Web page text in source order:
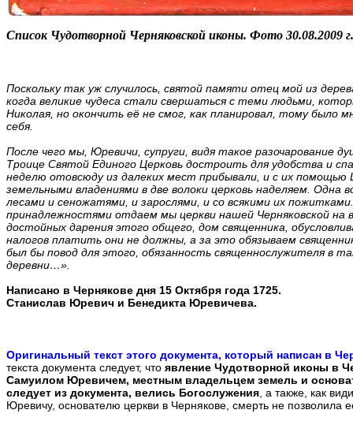
Список Чудотворной Черняковской иконы. Фото 30.08.2009 г.
Поскольку так уж случилось, святой памяти отец мой из
когда великие чудеса стали свершаться с теми людьми,
Николая, но окончить её не смог, как планировал, тому было
себя.
После чего мы, Юревичи, супруги, видя такое разочарование
Троице Святой Единого Церковь достроить для удобства и
неделю отовсюду из далеких мест прибывали, и с их
земельными владениями в две волоки церковь наделяем. Одна
лесами и сеножатями, и зарослями, и со всякими их
принадлежностями отдаем мы церкви нашей Черняковской
достойных дарения этого общего, дом священника,
налогов платить они не должны, а за это обязываем
был бы повод для этого, обязанность священнослужителя в
деревни…».
Написано в Чернякове дня 15 Октября года 1725.
Станислав Юревич и Бенедикта Юревичева.
Оригинальный текст этого документа, который написан в
текста документа следует, что явление Чудотворной иконы в
Самуилом Юревичем, местным владельцем земель и
следует из документа, велись Богослужения , а также, как
Юревичу, основателю церкви в Чернякове, смерть не позволила